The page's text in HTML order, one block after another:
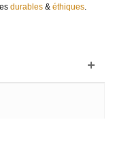
durables & éthiques.